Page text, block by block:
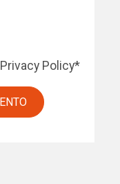
Privacy Policy*